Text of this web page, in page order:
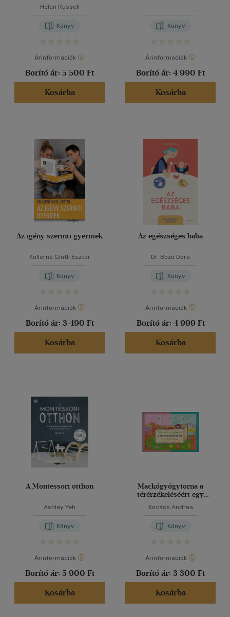
Helen Russell
Könyv
Árinformációk
Borító ár: 5 500 Ft
Kosárba
Könyv
Árinformációk
Borító ár: 4 990 Ft
Kosárba
Az igény szerinti gyermek
Kollerné Gintli Eszter
Könyv
Árinformációk
Borító ár: 3 490 Ft
Kosárba
Az egészséges baba
Dr. Bozó Dóra
Könyv
Árinformációk
Borító ár: 4 999 Ft
Kosárba
A Montessori otthon
Ashley Yeh
Könyv
Árinformációk
Borító ár: 5 900 Ft
Kosárba
Mackógyógytorna a
térérzékeléséért egy
Kovács Andrea
Könyv
Árinformációk
Borító ár: 3 300 Ft
Kosárba